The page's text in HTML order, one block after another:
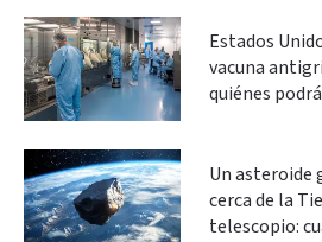
Estados
vacuna
quiénes
Un asteroide
cerca de la
telescopio: